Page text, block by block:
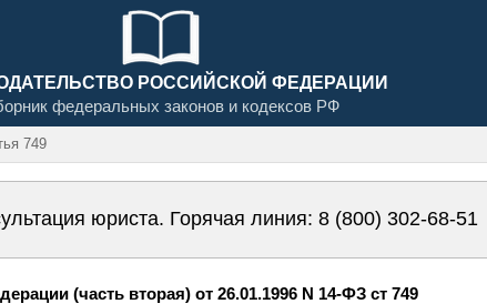
РОССИЙСКОЙ ФЕДЕРАЦИИ
федеральных законов и кодексов РФ
749
юриста. Горячая линия: 8 (800) 302-68-51
(часть вторая) от 26.01.1996 N 14-ФЗ ст 749